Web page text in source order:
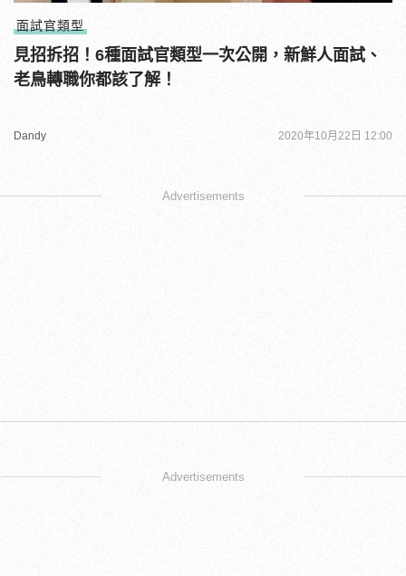
面試官類型
見招拆招！6種面試官類型一次公開，新鮮人面試、
老鳥轉職你都該了解！
Dandy 2020年10月22日 12:00
Advertisements
Advertisements